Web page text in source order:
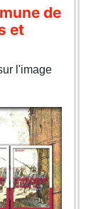
de
et
l'image